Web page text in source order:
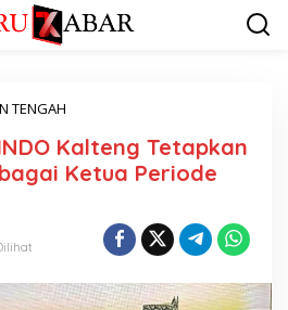
TENGAH
Kalteng Tetapkan
Ketua Periode